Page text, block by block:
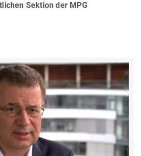
Sektion der MPG